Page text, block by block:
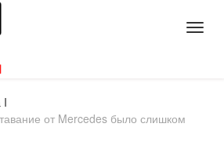
I
от Mercedes было слишком